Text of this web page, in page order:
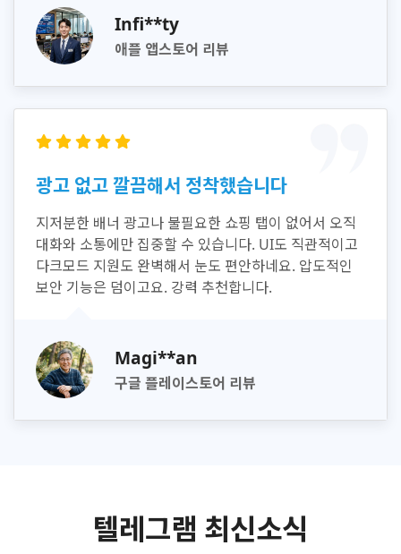
Infi**ty
애플 앱스토어 리뷰
광고 없고 깔끔해서 정착했습니다
지저분한 배너 광고나 불필요한 쇼핑 탭이 없어서 오직
대화와 소통에만 집중할 수 있습니다. UI도 직관적이고
다크모드 지원도 완벽해서 눈도 편안하네요. 압도적인
보안 기능은 덤이고요. 강력 추천합니다.
Magi**an
구글 플레이스토어 리뷰
텔레그램 최신소식